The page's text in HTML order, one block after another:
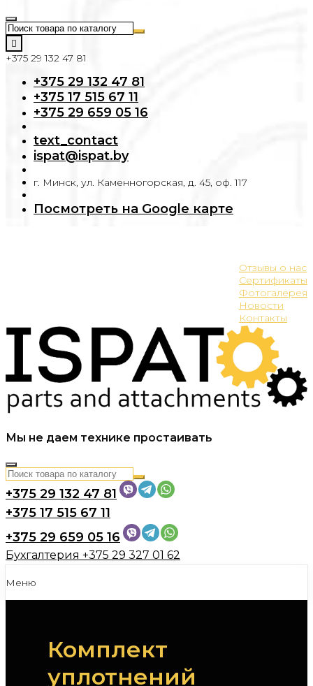
+375 29 132 47 81
+375 29 132 47 81
+375 17 515 67 11
+375 29 659 05 16
text_contact
ispat@ispat.by
г. Минск, ул. Каменногорская, д. 45, оф. 117
Посмотреть на Google карте
Отзывы о нас
Сертификаты
Фотогалерея
Новости
Контакты
Мы не даем технике простаивать
+375 29 132 47 81
+375 17 515 67 11
+375 29 659 05 16
Бухгалтерия +375 29 327 01 62
Меню
Двигатель JCB
Тормозная система JCB
Комплект
уплотнений